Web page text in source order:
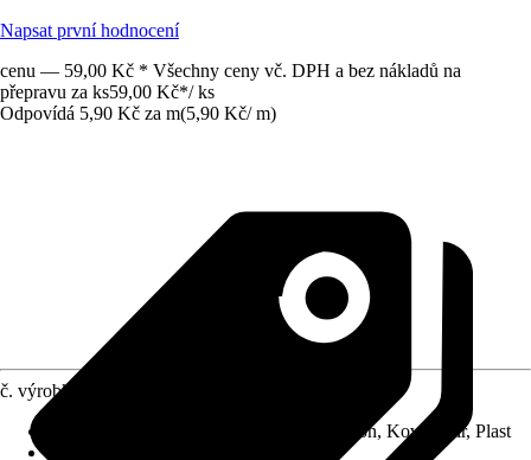
Napsat první hodnocení
cenu — 59,00 Kč * Všechny ceny vč. DPH a bez nákladů na
přepravu za ks59,00 Kč*/ ks
Odpovídá 5,90 Kč za m(5,90 Kč/ m)
č. výrobku
Dřevo, Guma, Karton, Kov, Papír, Plast